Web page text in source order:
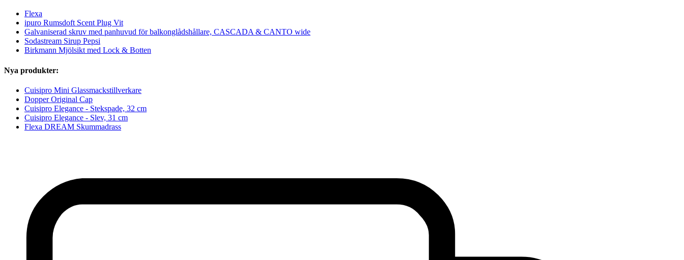
Flexa
ipuro Rumsdoft Scent Plug Vit
Galvaniserad skruv med panhuvud för balkonglådshållare, CASCADA & CANTO wide
Sodastream Sirup Pepsi
Birkmann Mjölsikt med Lock & Botten
Nya produkter:
Cuisipro Mini Glassmackstillverkare
Dopper Original Cap
Cuisipro Elegance - Stekspade, 32 cm
Cuisipro Elegance - Slev, 31 cm
Flexa DREAM Skummadrass